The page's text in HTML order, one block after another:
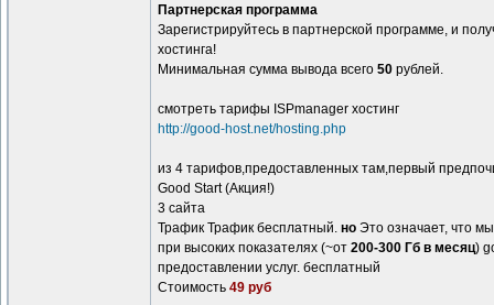
Партнерская программа
Зарегистрируйтесь в партнерской программе, и
хостинга!
Минимальная сумма вывода всего 50 рублей.
смотреть тарифы ISPmanager хостинг
http://good-host.net/hosting.php
из 4 тарифов,предоставленных там,первый
Good Start (Акция!)
3 сайта
Трафик Трафик бесплатный. но Это означает, что
при высоких показателях (~от 200-300 Гб в месяц)
предоставлении услуг. бесплатный
Стоимость 49 руб